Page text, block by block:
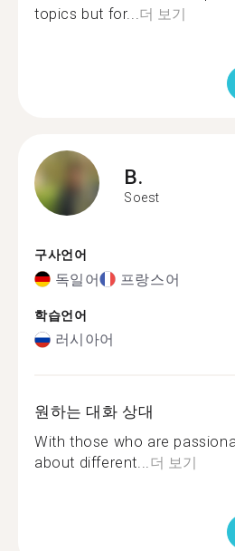
topics but for...더 보기
B.
Soest
구사언어
독일어 프랑스어
학습언어
러시아어
원하는 대화 상대
With those who are
about different...더 보기